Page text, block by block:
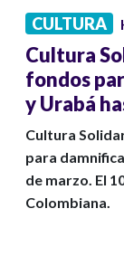
CULTURA
Cultura
fondos
y Urabá
Cultura
para
de marzo. El
Colombiana.